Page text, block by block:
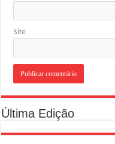
Site
Última Edição